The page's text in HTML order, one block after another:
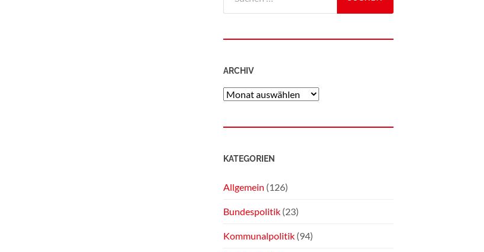
ARCHIV
KATEGORIEN
Allgemein (126)
Bundespolitik (23)
Kommunalpolitik (94)